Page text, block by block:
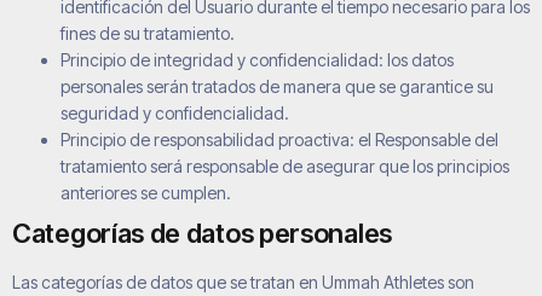
identificación del Usuario durante el tiempo necesario para los
fines de su tratamiento.
Principio de integridad y confidencialidad: los datos
personales serán tratados de manera que se garantice su
seguridad y confidencialidad.
Principio de responsabilidad proactiva: el Responsable del
tratamiento será responsable de asegurar que los principios
anteriores se cumplen.
Categorías de datos personales
Las categorías de datos que se tratan en Ummah Athletesson